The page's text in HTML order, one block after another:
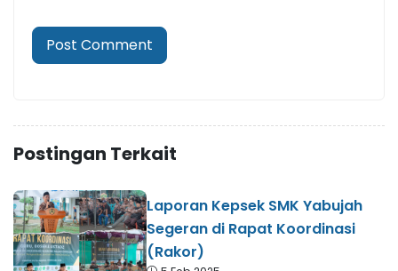
Postingan Terkait
Laporan Kepsek SMK Yabujah
Segeran di Rapat Koordinasi
(Rakor)